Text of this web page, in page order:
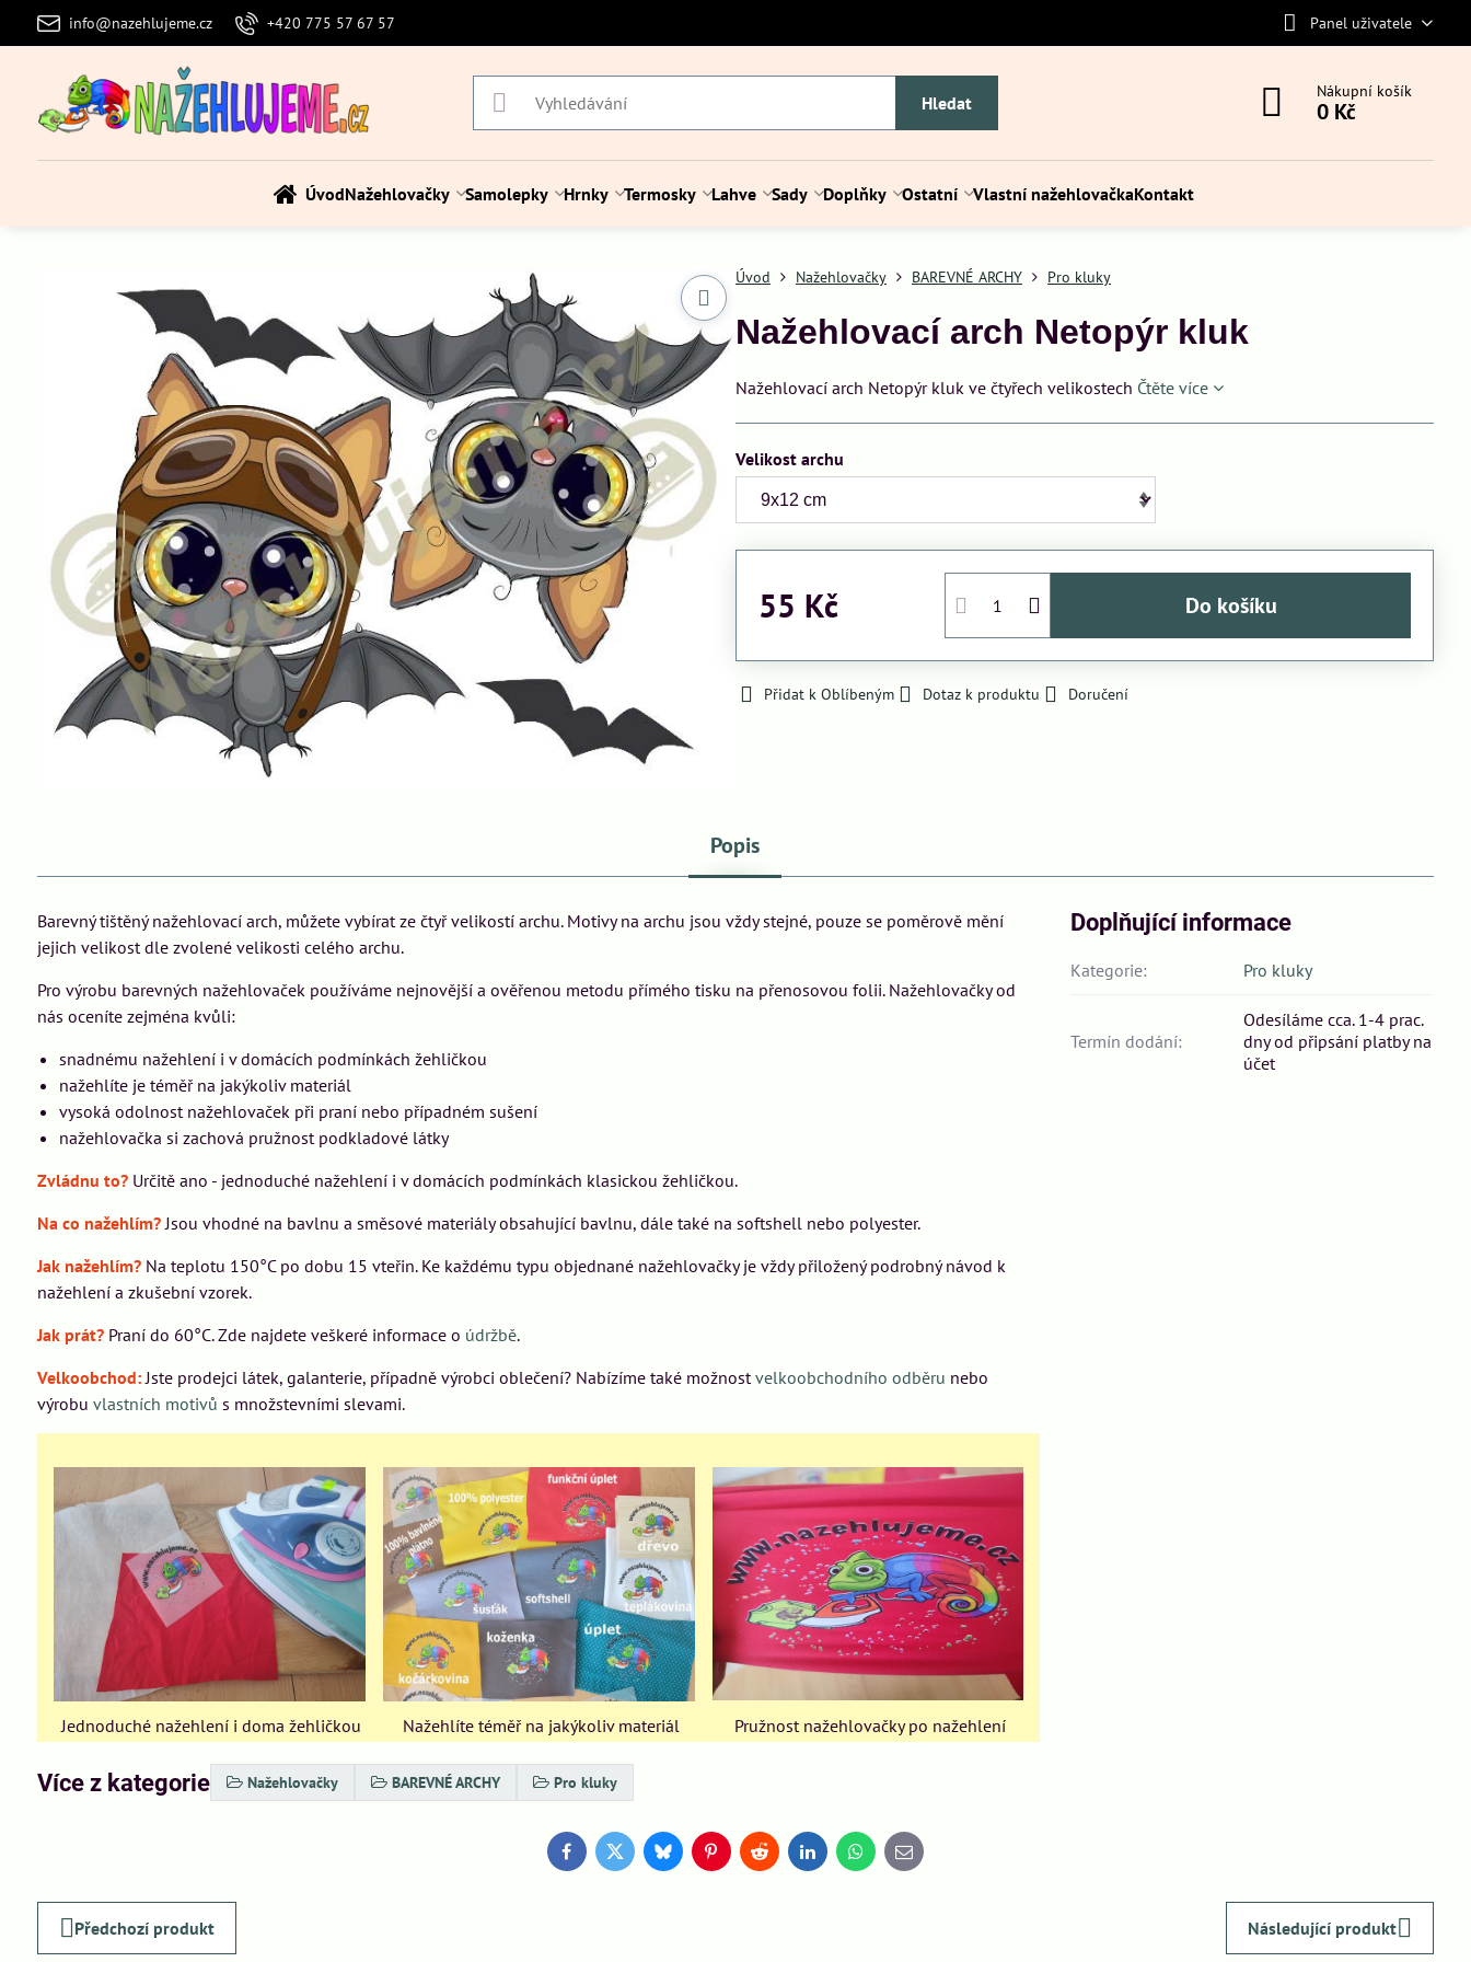
info@nazehlujeme.cz +420 775 57 67 57 Panel uživatele
Hledat
Nákupní košík
0 Kč
ÚvodNažehlovačky Samolepky Hrnky Termosky Lahve Sady Doplňky Ostatní Vlastní nažehlovačkaKontakt
Úvod Nažehlovačky BAREVNÉ ARCHY Pro kluky
Nažehlovací arch Netopýr kluk
Nažehlovací arch Netopýr kluk ve čtyřech velikostech Čtěte více
Velikost archu
55 Kč Do košíku
Přidat k Oblíbeným Dotaz k produktu Doručení
Popis
Barevný tištěný nažehlovací arch, můžete vybírat ze čtyř velikostí archu. Motivy na archu jsou vždy stejné, pouze se poměrově mění
jejich velikost dle zvolené velikosti celého archu.
Pro výrobu barevných nažehlovaček používáme nejnovější a ověřenou metodu přímého tisku na přenosovou folii. Nažehlovačky od
nás oceníte zejména kvůli:
snadnému nažehlení i v domácích podmínkách žehličkou
nažehlíte je téměř na jakýkoliv materiál
vysoká odolnost nažehlovaček při praní nebo případném sušení
nažehlovačka si zachová pružnost podkladové látky
Zvládnu to?Určitě ano - jednoduché nažehlení i v domácích podmínkách klasickou žehličkou.
Na co nažehlím?Jsou vhodné na bavlnu a směsové materiály obsahující bavlnu, dále také na softshell nebo polyester.
Jak nažehlím?Na teplotu 150°C po dobu 15 vteřin. Ke každému typu objednané nažehlovačky je vždy přiložený podrobný návod k
nažehlení a zkušební vzorek.
Jak prát?Praní do 60°C. Zde najdete veškeré informace o údržbě.
Velkoobchod:Jste prodejci látek, galanterie, případně výrobci oblečení? Nabízíme také možnostvelkoobchodního odběru nebo
výrobu vlastních motivů s množstevními slevami.
Jednoduché nažehlení i doma žehličkou Nažehlíte téměř na jakýkoliv materiál Pružnost nažehlovačky po nažehlení
Více z kategorie Nažehlovačky BAREVNÉ ARCHY Pro kluky
Doplňující informace
Kategorie: Pro kluky
Termín dodání:
Odesíláme cca. 1-4 prac.
dny od připsání platby na
účet
FacebookTwitterBlueskyPinterestRedditLinkedInWhatsApp
E-
mail
Předchozí produkt Následující produkt